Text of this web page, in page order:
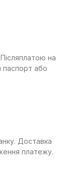
Післяплатою на
паспорт або
Доставка
платежу.